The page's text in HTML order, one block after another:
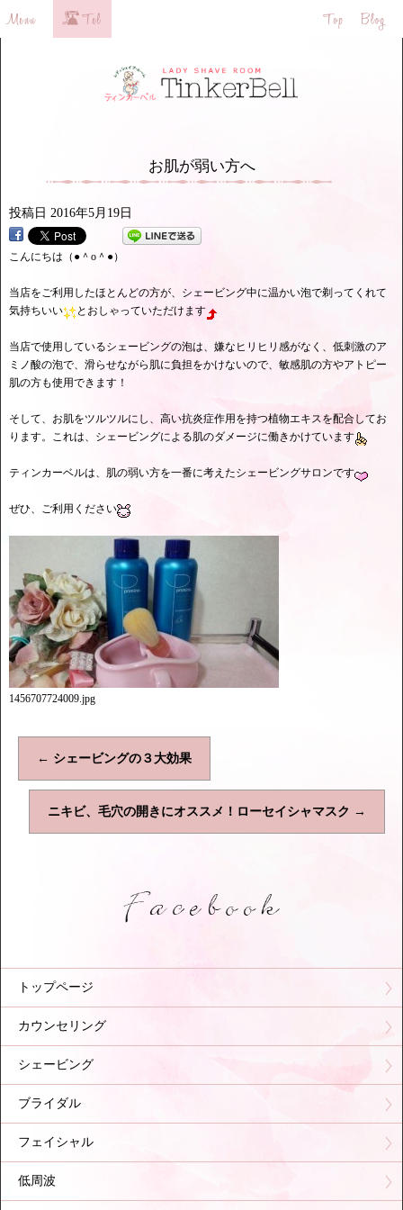
お肌が弱い方へ
投稿日 2016年5月19日
こんにちは（●＾o＾●）
当店をご利用したほとんどの方が、シェービング中に温かい泡で剃ってくれて
気持ちいい
とおしゃっていただけます
当店で使用しているシェービングの泡は、嫌なヒリヒリ感がなく、低刺激のア
ミノ酸の泡で、滑らせながら肌に負担をかけないので、敏感肌の方やアトピー
肌の方も使用できます！
そして、お肌をツルツルにし、高い抗炎症作用を持つ植物エキスを配合してお
ります。これは、シェービングによる肌のダメージに働きかけています
ティンカーベルは、肌の弱い方を一番に考えたシェービングサロンです
ぜひ、ご利用ください
1456707724009.jpg
← シェービングの３大効果
ニキビ、毛穴の開きにオススメ！ローセイシャマスク →
トップページ
カウンセリング
シェービング
ブライダル
フェイシャル
低周波